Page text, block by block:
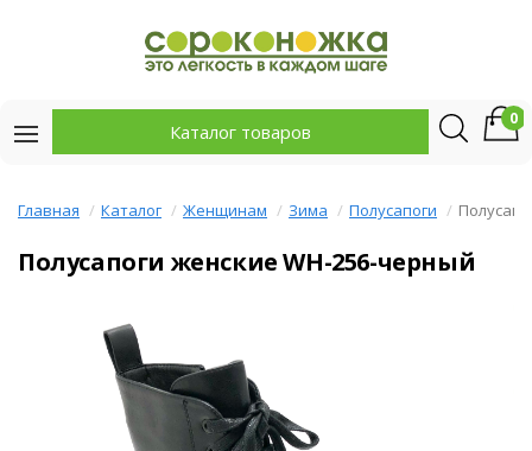
Каталог товаров
0
Главная Каталог Женщинам Зима Полусапоги
Полусапоги женские WH-256-черный